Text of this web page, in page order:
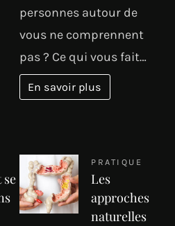
personnes autour de
vous ne comprennent
pas ? Ce qui vous fait…
En savoir plus
se
PRATIQUE
Les
approches
naturelles